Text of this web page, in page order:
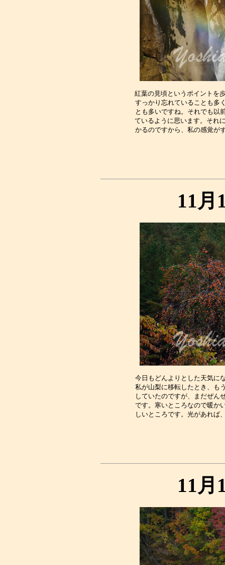
紅葉の見頃というポイントを
すっかり忘れていることも多
とも多いですね。それでも以
ているように思います。それ
11月
今日もどんよりとした天気に
私が山梨に移転したとき、も
していたのですが、まだぜん
です。寒いところなので暖か
11月